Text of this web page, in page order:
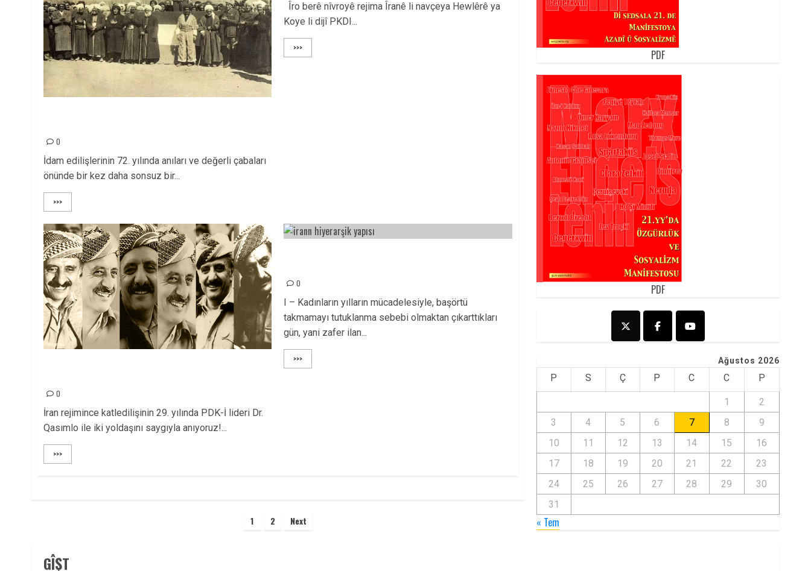
0
İdam edilişlerinin 72. yılında anıları ve değerli çabaları
önünde bir kez daha sonsuz bir...
>>>
Îro berê nîvroyê rejima Îranê li navçeya Hewlêrê ya
Koye li dijî PKDI...
>>>
0
İran rejimince katledilişinin 29. yılında PDK-İ lideri Dr.
Qasımlo ile iki yoldaşını saygıyla anıyoruz!...
>>>
0
I – Kadınların yılların mücadelesiyle, başörtü
takmamayı tutuklanma sebebi olmaktan çıkarttıkları
gün, yani zafer ilan...
>>>
1 2 Next
PDF
PDF
Ağustos 2026
P S Ç P C C P
1
2
3
4 5 6 7 8
9
10
11 12 13 14 15
16
17
18 19 20 21 22
23
24
25 26 27 28 29
30
31
« Tem
GÎŞT